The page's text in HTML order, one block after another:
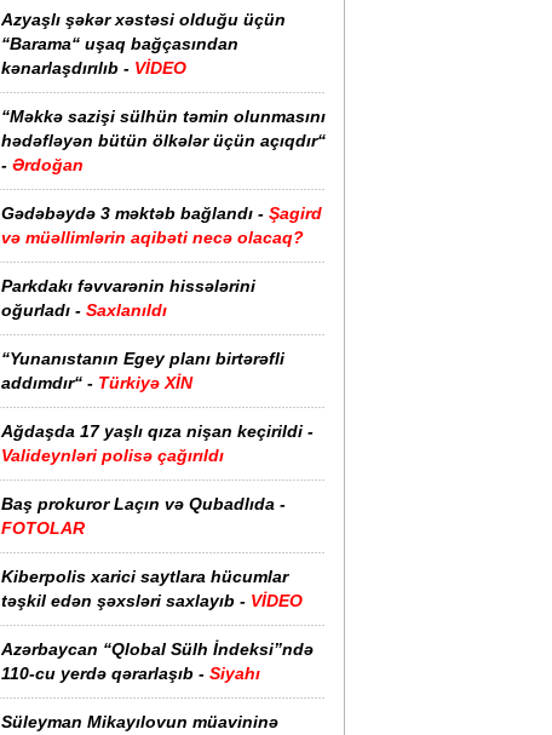
Azyaşlı şəkər xəstəsi olduğu üçün
“Barama“ uşaq bağçasından
kənarlaşdırılıb - VİDEO
“Məkkə sazişi sülhün təmin olunmasını
hədəfləyən bütün ölkələr üçün açıqdır“
- Ərdoğan
Gədəbəydə 3 məktəb bağlandı - Şagird
və müəllimlərin aqibəti necə olacaq?
Parkdakı fəvvarənin hissələrini
oğurladı - Saxlanıldı
“Yunanıstanın Egey planı birtərəfli
addımdır“ - Türkiyə XİN
Ağdaşda 17 yaşlı qıza nişan keçirildi -
Valideynləri polisə çağırıldı
Baş prokuror Laçın və Qubadlıda -
FOTOLAR
Kiberpolis xarici saytlara hücumlar
təşkil edən şəxsləri saxlayıb - VİDEO
Azərbaycan “Qlobal Sülh İndeksi”ndə
110-cu yerdə qərarlaşıb - Siyahı
Süleyman Mikayılovun müavininə